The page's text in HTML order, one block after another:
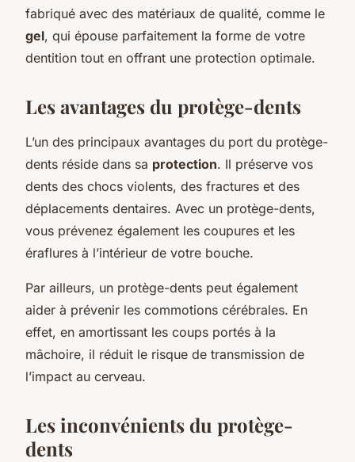
fabriqué avec des matériaux de qualité, comme le
gel, qui épouse parfaitement la forme de votre
dentition tout en offrant une protection optimale.
Les avantages du protège-dents
L’un des principaux avantages du port du protège-
dents réside dans sa protection. Il préserve vos
dents des chocs violents, des fractures et des
déplacements dentaires. Avec un protège-dents,
vous prévenez également les coupures et les
éraflures à l’intérieur de votre bouche.
Par ailleurs, un protège-dents peut également
aider à prévenir les commotions cérébrales. En
effet, en amortissant les coups portés à la
mâchoire, il réduit le risque de transmission de
l’impact au cerveau.
Les inconvénients du protège-
dents